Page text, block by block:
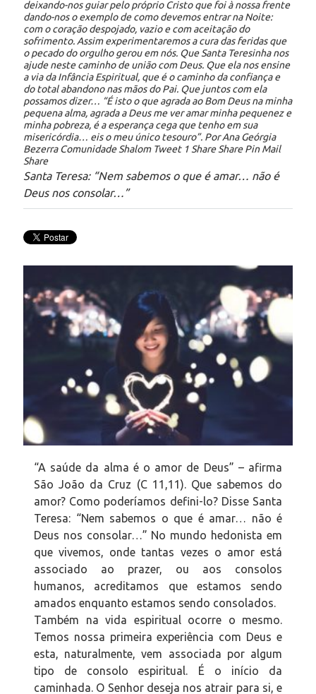
deixando-nos guiar pelo próprio Cristo que foi à nossa frente
dando-nos o exemplo de como devemos entrar na Noite:
com o coração despojado, vazio e com aceitação do
sofrimento. Assim experimentaremos a cura das feridas que
o pecado do orgulho gerou em nós. Que Santa Teresinha nos
ajude neste caminho de união com Deus. Que ela nos ensine
a via da Infância Espiritual, que é o caminho da confiança e
do total abandono nas mãos do Pai. Que juntos com ela
possamos dizer… “É isto o que agrada ao Bom Deus na minha
pequena alma, agrada a Deus me ver amar minha pequenez e
minha pobreza, é a esperança cega que tenho em sua
misericórdia… eis o meu único tesouro”. Por Ana Geórgia
Bezerra Comunidade Shalom Tweet 1 Share Share Pin Mail
Share
Santa Teresa: “Nem sabemos o que é amar… não é
Deus nos consolar…”
“A saúde da alma é o amor de Deus” – afirma
São João da Cruz (C 11,11). Que sabemos do
amor? Como poderíamos defini-lo? Disse Santa
Teresa: “Nem sabemos o que é amar… não é
Deus nos consolar…” No mundo hedonista em
que vivemos, onde tantas vezes o amor está
associado ao prazer, ou aos consolos
humanos, acreditamos que estamos sendo
amados enquanto estamos sendo consolados.
Também na vida espiritual ocorre o mesmo.
Temos nossa primeira experiência com Deus e
esta, naturalmente, vem associada por algum
tipo de consolo espiritual. É o início da
caminhada. O Senhor deseja nos atrair para si, e